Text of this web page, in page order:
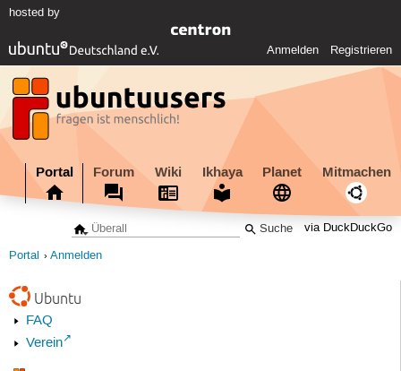
hosted by
Anmelden Registrieren
Portal Forum Wiki Ikhaya Planet Mitmachen
via DuckDuckGo
Portal Anmelden
Ubuntu
FAQ
Verein